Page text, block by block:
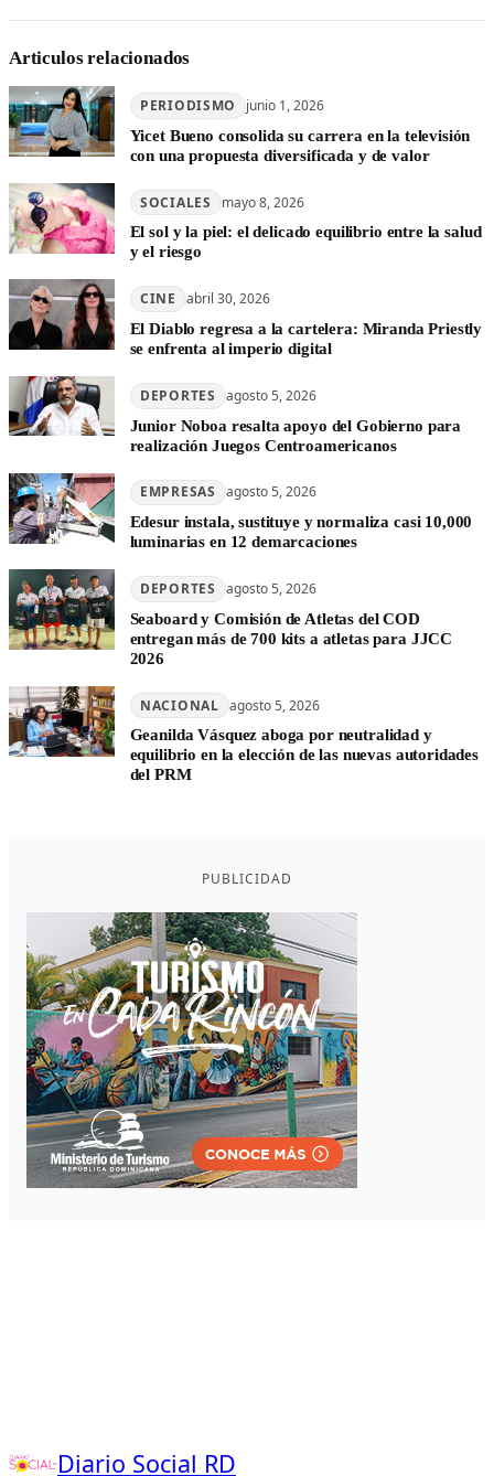
Articulos relacionados
PERIODISMO junio 1, 2026
Yicet Bueno consolida su carrera en la televisión
con una propuesta diversificada y de valor
SOCIALES mayo 8, 2026
El sol y la piel: el delicado equilibrio entre la salud
y el riesgo
CINE abril 30, 2026
El Diablo regresa a la cartelera: Miranda Priestly
se enfrenta al imperio digital
DEPORTES agosto 5, 2026
Junior Noboa resalta apoyo del Gobierno para
realización Juegos Centroamericanos
EMPRESAS agosto 5, 2026
Edesur instala, sustituye y normaliza casi 10,000
luminarias en 12 demarcaciones
DEPORTES agosto 5, 2026
Seaboard y Comisión de Atletas del COD
entregan más de 700 kits a atletas para JJCC
2026
NACIONAL agosto 5, 2026
Geanilda Vásquez aboga por neutralidad y
equilibrio en la elección de las nuevas autoridades
del PRM
PUBLICIDAD
Diario Social RD